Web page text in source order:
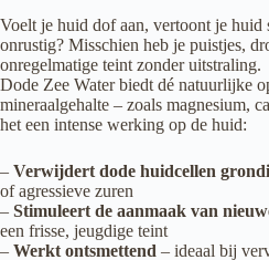
Voelt je huid dof aan, vertoont je huid
onrustig? Misschien heb je puistjes,
onregelmatige teint zonder uitstraling.
Dode Zee Water biedt dé natuurlijke
mineraalgehalte – zoals magnesium,
het een intense werking op de huid:
– Verwijdert dode huidcellen
of agressieve zuren
– Stimuleert de aanmaak van
een frisse, jeugdige teint
– Werkt ontsmettend – ideaal bij